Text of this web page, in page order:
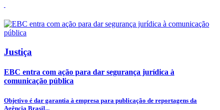
Justiça
EBC entra com ação para dar segurança jurídica à
comunicação pública
Objetivo é dar garantia à empresa para publicação de reportagens da
Agência Brasil...